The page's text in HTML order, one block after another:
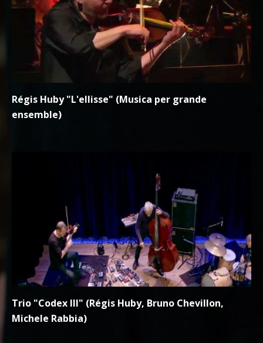
Régis Huby "L'ellisse" (Musica per grande
ensemble)
Trio "Codex III" (Régis Huby, Bruno Chevillon,
Michele Rabbia)